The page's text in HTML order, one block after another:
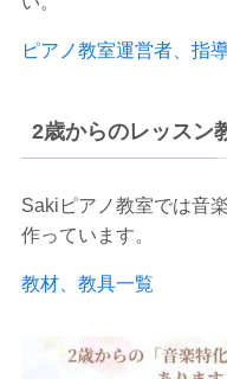
ピアノ教室運営者、指
2歳からのレッスン
Sakiピアノ教室では音
作っています。
教材、教具一覧